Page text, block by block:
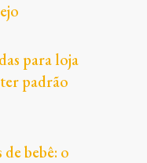
para loja
padrão
bebê: o